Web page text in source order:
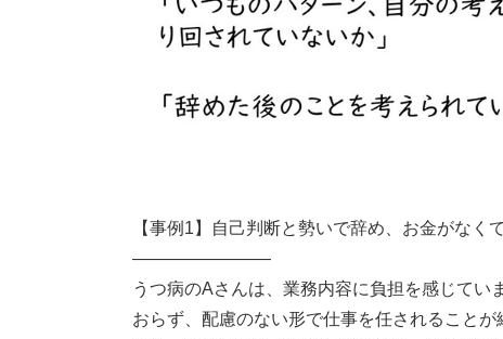
【事例1】自己判断と勢いで辞め、お金がなく
――――――――
うつ病のAさんは、業務内容に負担を感じて
おらず、配慮のない形で仕事を任されること